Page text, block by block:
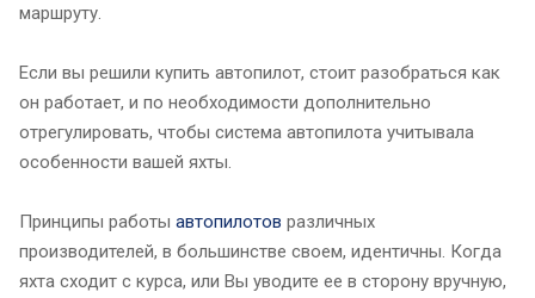
маршруту.
Если вы решили купить автопилот, стоит разобраться как
он работает, и по необходимости дополнительно
отрегулировать, чтобы система автопилота учитывала
особенности вашей яхты.
Принципы работы автопилотов различных
производителей, в большинстве своем, идентичны. Когда
яхта сходит с курса, или Вы уводите ее в сторону вручную,